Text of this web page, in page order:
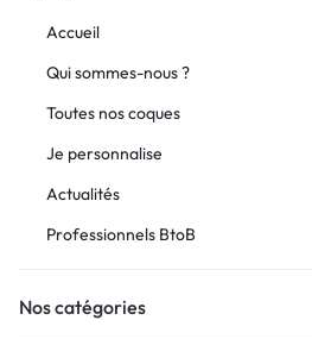
Accueil
Qui sommes-nous ?
Toutes nos coques
Je personnalise
Actualités
Professionnels BtoB
Nos catégories